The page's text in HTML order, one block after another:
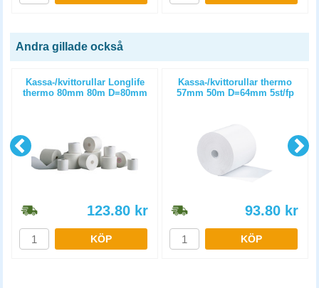
Andra gillade också
Kassa-/kvittorullar Longlife
thermo 80mm 80m D=80mm
123.80 kr
KÖP
Kassa-/kvittorullar thermo
57mm 50m D=64mm 5st/fp
93.80 kr
KÖP